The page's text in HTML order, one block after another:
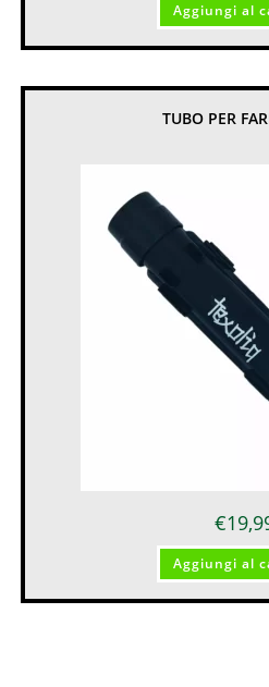
Aggiungi al
TUBO PER
€
Aggiungi al